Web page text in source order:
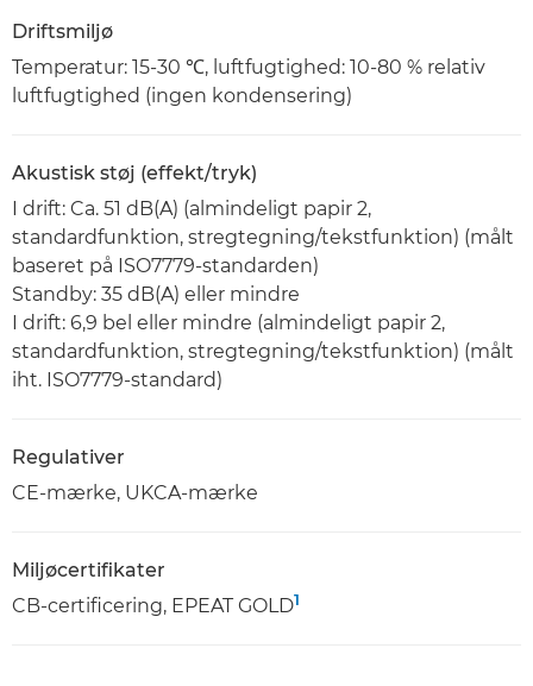
Driftsmiljø
Temperatur: 15-30 ℃, luftfugtighed: 10-80 % relativ
luftfugtighed (ingen kondensering)
Akustisk støj (effekt/tryk)
I drift: Ca. 51 dB(A) (almindeligt papir 2,
standardfunktion, stregtegning/tekstfunktion) (målt
baseret på ISO7779-standarden)
Standby: 35 dB(A) eller mindre
I drift: 6,9 bel eller mindre (almindeligt papir 2,
standardfunktion, stregtegning/tekstfunktion) (målt
iht. ISO7779-standard)
Regulativer
CE-mærke, UKCA-mærke
Miljøcertifikater
CB-certificering, EPEAT GOLD1